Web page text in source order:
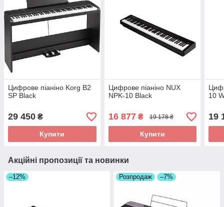
Цифрове піаніно Korg B2
SP Black
29 450 ₴
Купити
Цифрове піаніно NUX
NPK-10 Black
16 877₴ 19 178 ₴
Купити
10
19
Акційні пропозиції та новинки
–12% Розпродаж –7%